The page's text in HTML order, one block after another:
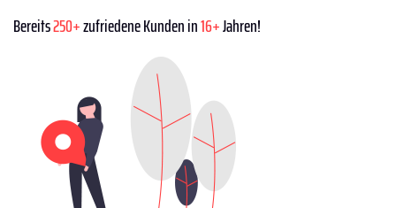
Bereits250+zufriedene Kunden in16+Jahren!